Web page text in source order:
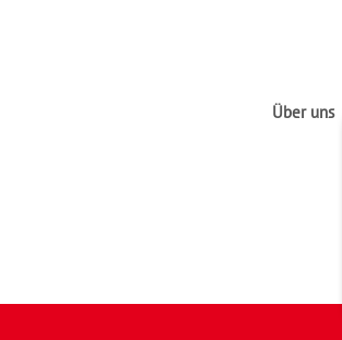
Über uns